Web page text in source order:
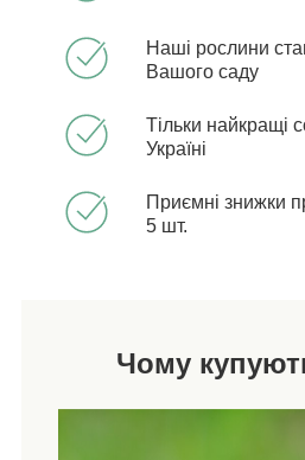
Наші рослини
Вашого саду
Тільки найкращі
Україні
Приємні знижки
5 шт.
Чому